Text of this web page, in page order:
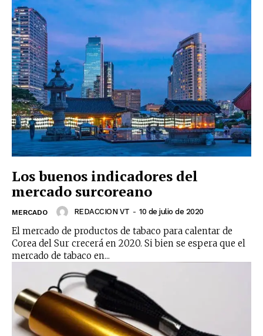
receive all the news of vaping and
tobacco harm reduction in your email.
SUBSCRIBIRSE
Los buenos indicadores del
mercado surcoreano
MERCADO REDACCION VT - 10 de julio de 2020
El mercado de productos de tabaco para calentar de
Corea del Sur crecerá en 2020. Si bien se espera que el
mercado de tabaco en...